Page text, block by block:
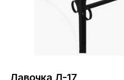
Лавочка Л-17